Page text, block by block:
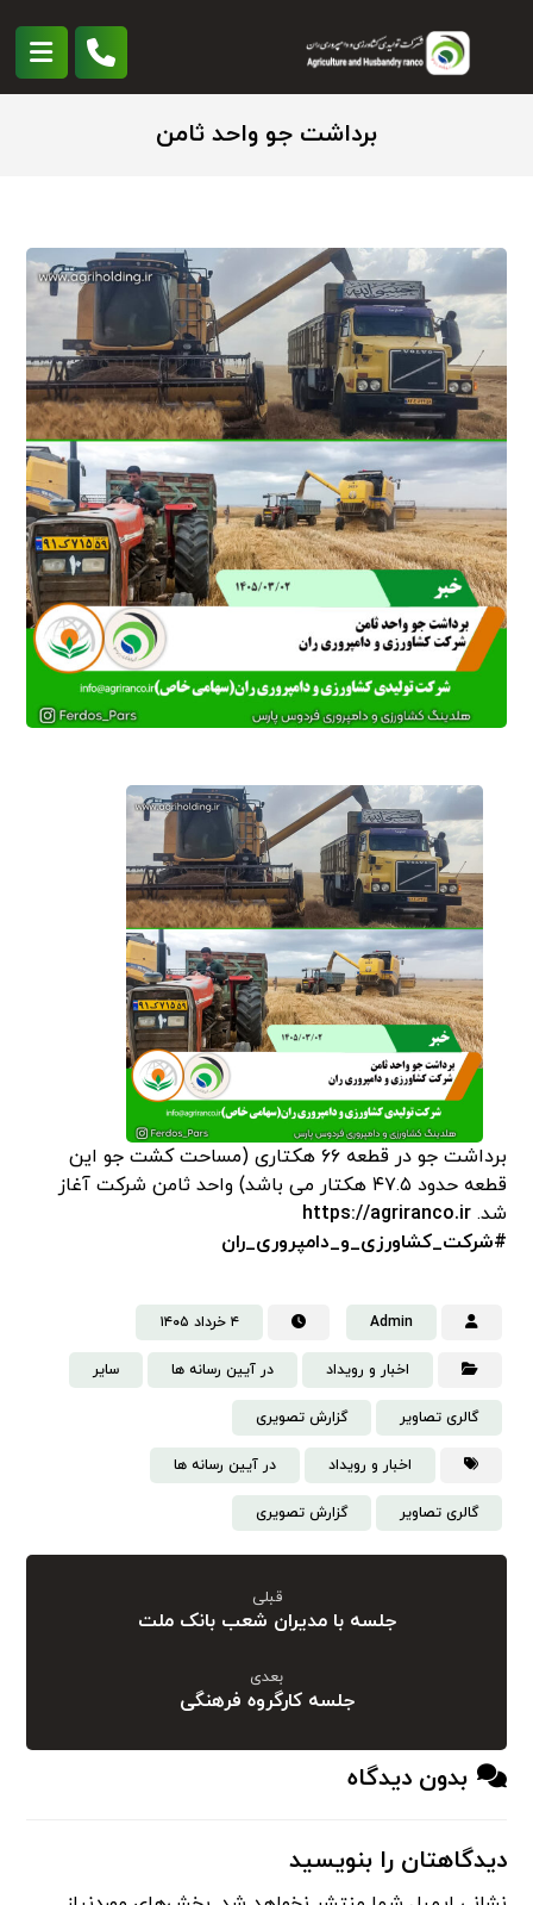
برداشت جو واحد ثامن
برداشت جو در قطعه ۶۶ هکتاری (مساحت کشت جو این
قطعه حدود ۴۷.۵ هکتار می باشد) واحد ثامن شرکت آغاز
شد.https://agriranco.ir
#شرکت_کشاورزی_و_دامپروری_ران
Admin ۴ خرداد ۱۴۰۵
اخبار و رویداد در آیین رسانه ها سایر
گالری تصاویر گزارش تصویری
اخبار و رویداد در آیین رسانه ها
گالری تصاویر گزارش تصویری
قبلی
جلسه با مدیران شعب بانک ملت
بعدی
جلسه کارگروه فرهنگی
بدون دیدگاه
دیدگاهتان را بنویسید